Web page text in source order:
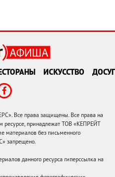
ИСКУССТВО ДОСУГ
Все права защищены. Все права на
ресурсе, принадлежат ТОВ «КЕПРЕЙТ
материалов без письменного
запрещено.
данного ресурса гиперссылка на